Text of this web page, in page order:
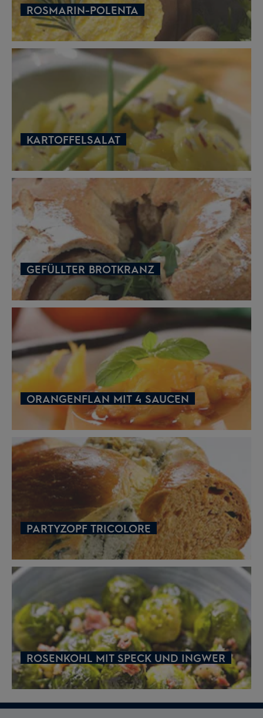
ROSMARIN-POLENTA
KARTOFFELSALAT
GEFÜLLTER BROTKRANZ
ORANGENFLAN MIT 4 SAUCEN
PARTYZOPF TRICOLORE
ROSENKOHL MIT SPECK UND INGWER